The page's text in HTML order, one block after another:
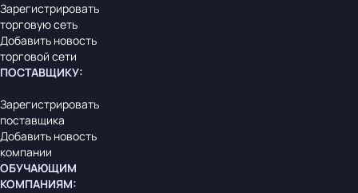
Зарегистрировать
торговую сеть
Добавить новость
торговой сети
ПОСТАВЩИКУ:
Зарегистрировать
поставщика
Добавить новость
компании
ОБУЧАЮЩИМ
КОМПАНИЯМ: